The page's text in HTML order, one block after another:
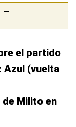
—
el partido
Azul (vuelta
Milito en